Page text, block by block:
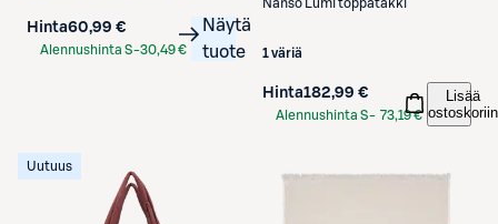
Hinta60,99 €
Alennushinta S-30,49 €
Näytä
tuote
Nanso
Lumi toppatakki
1 väriä
Hinta182,99 €
Alennushinta S- 73,19 €
Lisää
ostoskoriin
Uutuus